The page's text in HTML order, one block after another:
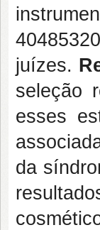
juízes.
seleção
esses
da